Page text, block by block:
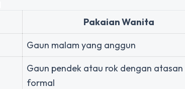
Pakaian Wanita
Gaun malam yang anggun
Gaun pendek atau rok dengan atasan
formal